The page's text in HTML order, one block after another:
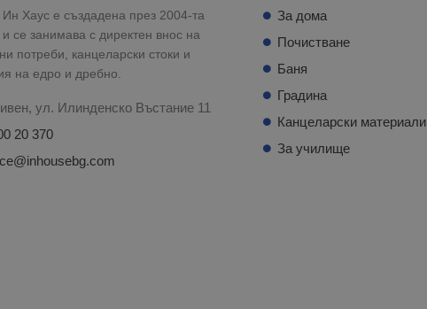
Хаус е създадена през 2004-та
и се занимава с директен внос на
потреби, канцеларски стоки и
на едро и дребно.
ул. Илинденско Въстание 11
20 370
За дома
Почистване
Баня
Градина
Канцеларски материали
За училище